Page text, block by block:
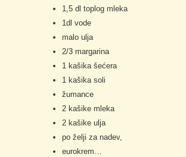
1,5 dl toplog mleka
1dl vode
malo ulja
2/3 margarina
1 kašika šećera
1 kašika soli
žumance
2 kašike mleka
2 kašike ulja
po želji za nadev,
eurokrem…